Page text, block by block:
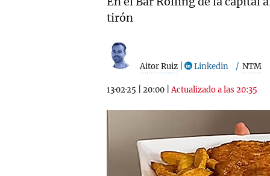
tirón
Aitor Ruiz Linkedin NTM
13·02·25 20:00 |Actualizado a las 20:35